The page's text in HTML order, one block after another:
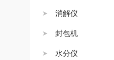
消解仪
封包机
水分仪